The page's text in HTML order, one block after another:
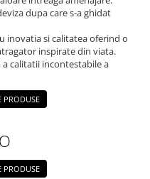
dupa care s-a ghidat
inovatia si calitatea oferind o
inspirate din viata.
calitatii incontestabile a
PRODUSE
PRODUSE